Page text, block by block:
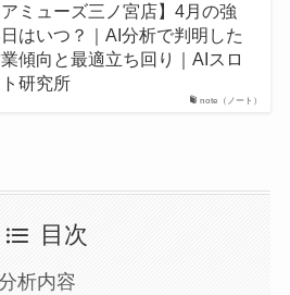
note（ノート）
アミューズ三ノ宮店】4月の強
はいつ？｜AI分析で判明した
傾向と最適立ち回り｜AIスロ
研究所
目次
析内容